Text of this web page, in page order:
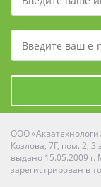
ООО
Козлова, 7Г, пом. 2,
выдано 15.05.2009
зарегистрирован в